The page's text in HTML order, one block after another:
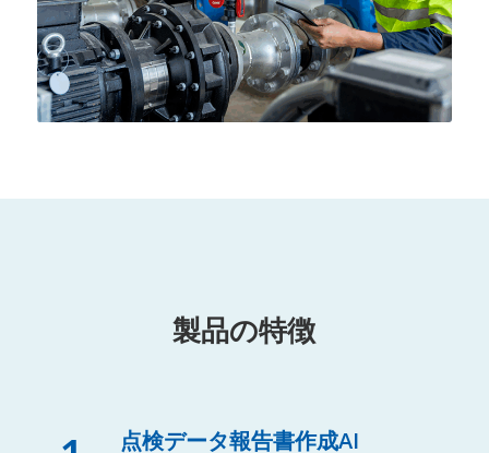
製品の特徴
点検データ報告書作成AI